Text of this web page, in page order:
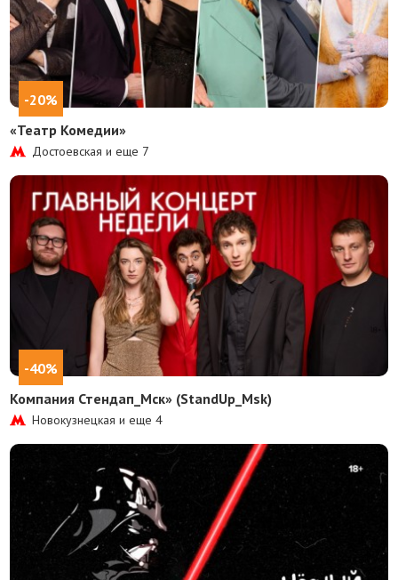
-20%
«Театр Комедии»
Достоевская и еще 7
-40%
Компания Стендап_Мск» (StandUp_Msk)
Новокузнецкая и еще4